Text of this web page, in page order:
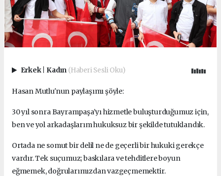
Erkek Kadın (Haberi Sesli Oku)
Hasan Mutlu'nun paylaşımı şöyle:
30 yıl sonra Bayrampaşa’yı hizmetle buluşturduğumuz için,
ben ve yol arkadaşlarım hukuksuz bir şekilde tutuklandık.
Ortada ne somut bir delil ne de geçerli bir hukuki gerekçe
vardır. Tek suçumuz; baskılara ve tehditlere boyun
eğmemek, doğrularımızdan vazgeçmemektir.